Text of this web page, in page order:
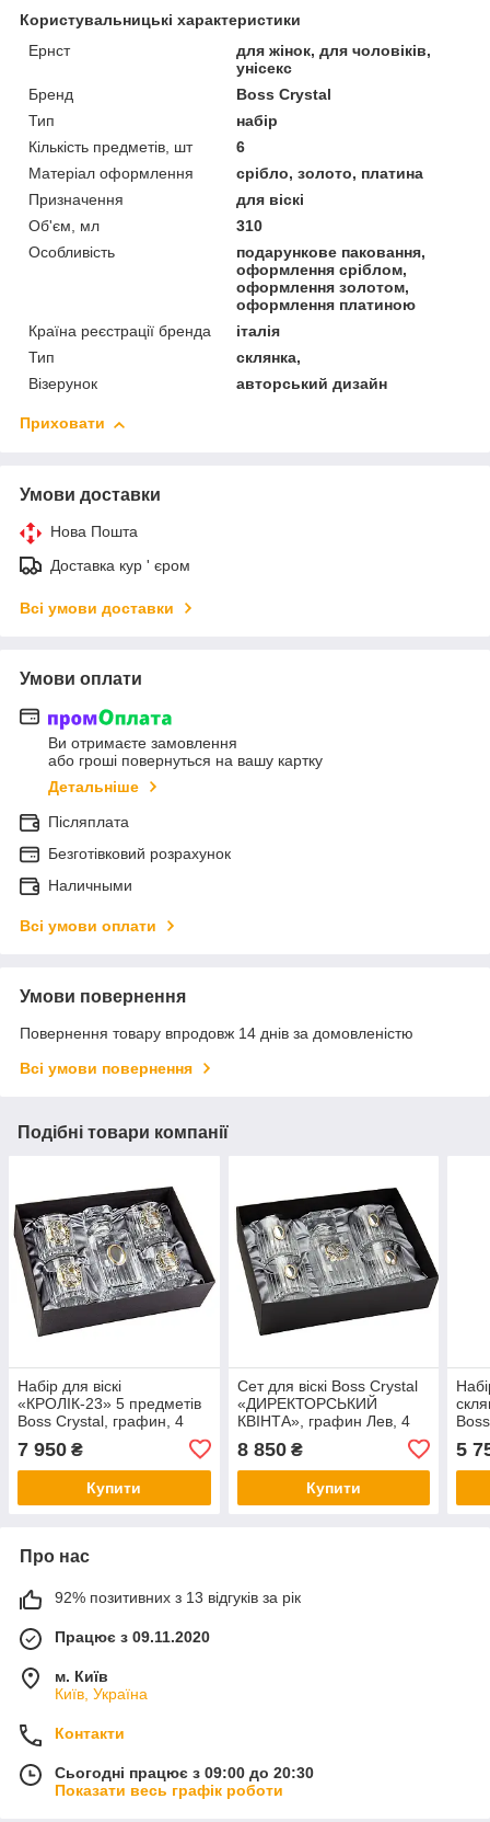
Користувальницькі характеристики
Ернст
для жінок, для чоловіків,
унісекс
Бренд
Boss Crystal
Тип
набір
Кількість предметів, шт
6
Матеріал оформлення
срібло, золото, платина
Призначення
для віскі
Об'єм, мл
310
Особливість
подарункове паковання,
оформлення сріблом,
оформлення золотом,
оформлення платиною
Країна реєстрації бренда
італія
Тип
склянка,
Візерунок
авторський дизайн
Приховати
Умови доставки
Нова Пошта
Доставка кур ' єром
Всі умови доставки
Умови оплати
Ви отримаєте замовлення
або гроші повернуться на вашу картку
Детальніше
Післяплата
Безготівковий розрахунок
Наличными
Всі умови оплати
Умови повернення
Повернення товару впродовж 14 днів за домовленістю
Всі умови повернення
Подібні товари компанії
Набір для віскі
«КРОЛІК-23» 5 предметів
Boss Crystal, графин, 4
келихи, платина, срібло,
золото
7 950 ₴
Купити
Сет для віскі Boss Crystal
«ДИРЕКТОРСЬКИЙ
КВІНТА», графин Лев, 4
келихи, платина, срібло,
золото
8 850₴
Купити
5
Про нас
92% позитивних з 13 відгуків за рік
Працює з 09.11.2020
м. Київ
Київ, Україна
Контакти
Сьогодні працює з 09:00 до 20:30
Показати весь графік роботи